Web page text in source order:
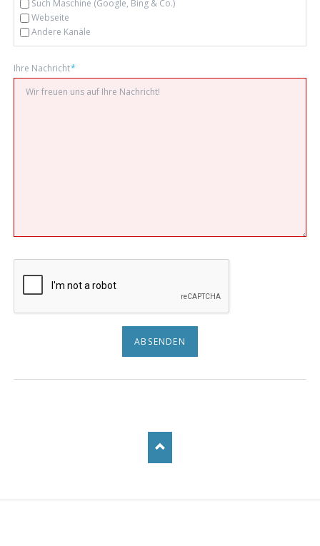
Such Maschine (Google, Bing & Co.)
Webseite
Andere Kanäle
Pflichtfeld
Ihre Nachricht*
ABSENDEN